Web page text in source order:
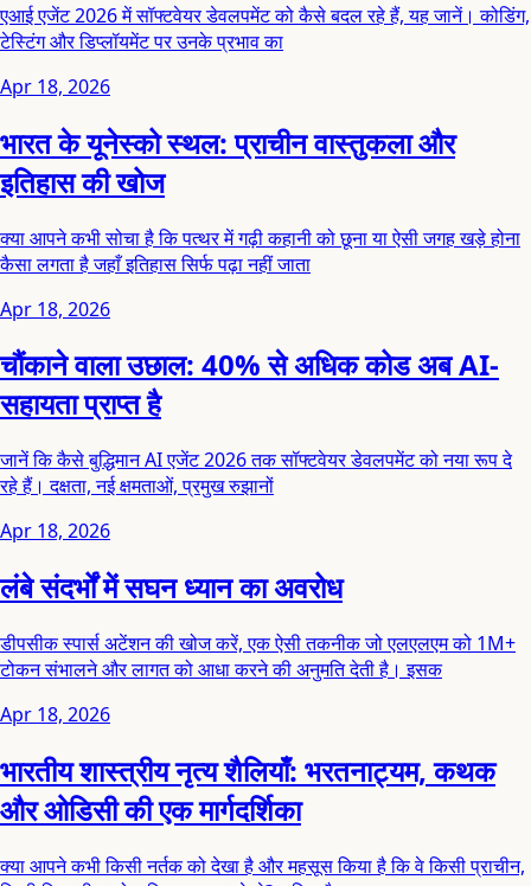
एआई एजेंट 2026 में सॉफ्टवेयर डेवलपमेंट को कैसे बदल रहे हैं, यह जानें। कोडिंग,
टेस्टिंग और डिप्लॉयमेंट पर उनके प्रभाव का
Apr 18, 2026
भारत के यूनेस्को स्थल: प्राचीन वास्तुकला और
इतिहास की खोज
क्या आपने कभी सोचा है कि पत्थर में गढ़ी कहानी को छूना या ऐसी जगह खड़े होना
कैसा लगता है जहाँ इतिहास सिर्फ पढ़ा नहीं जाता
Apr 18, 2026
चौंकाने वाला उछाल: 40% से अधिक कोड अब AI-
सहायता प्राप्त है
जानें कि कैसे बुद्धिमान AI एजेंट 2026 तक सॉफ्टवेयर डेवलपमेंट को नया रूप दे
रहे हैं। दक्षता, नई क्षमताओं, प्रमुख रुझानों
Apr 18, 2026
लंबे संदर्भों में सघन ध्यान का अवरोध
डीपसीक स्पार्स अटेंशन की खोज करें, एक ऐसी तकनीक जो एलएलएम को 1M+
टोकन संभालने और लागत को आधा करने की अनुमति देती है। इसक
Apr 18, 2026
भारतीय शास्त्रीय नृत्य शैलियाँ: भरतनाट्यम, कथक
और ओडिसी की एक मार्गदर्शिका
क्या आपने कभी किसी नर्तक को देखा है और महसूस किया है कि वे किसी प्राचीन,